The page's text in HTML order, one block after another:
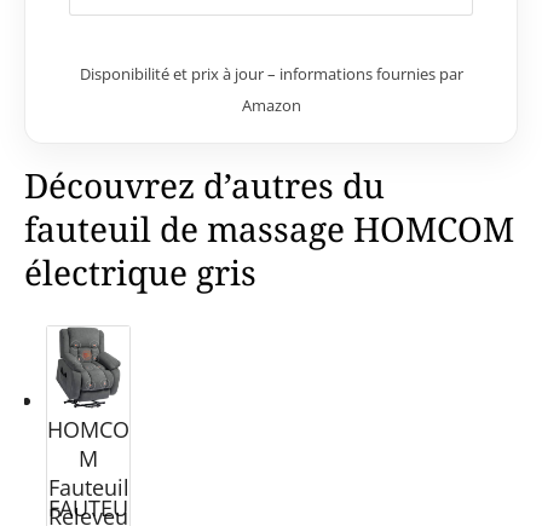
Disponibilité et prix à jour – informations fournies par
Amazon
Découvrez d’autres du
fauteuil de massage HOMCOM
électrique gris
HOMCO
M
Fauteuil
Releveu
FAUTEU